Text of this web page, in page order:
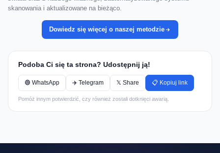
skanowania i aktualizowane na bieżąco.
Dowiedz się więcej o naszej metodzie
Podoba Ci się ta strona? Udostępnij ją!
🟢 WhatsApp ✈️ Telegram 𝕏 Share 📋 Kopiuj link
Pomóż innym potwierdzić, czy również zostali dotknięci awarią.